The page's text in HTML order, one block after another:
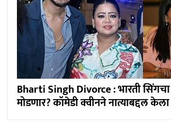
Bharti Singh Divorce : भारती सिंगचा
मोडणार? कॉमेडी क्वीनने नात्याबद्दल